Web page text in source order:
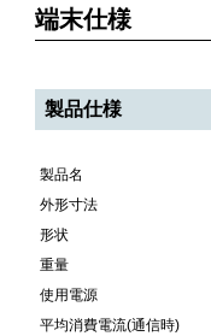
端末仕様
製品仕様
製品名
外形寸法
形状
重量
使用電源
平均消費電流(通信時)